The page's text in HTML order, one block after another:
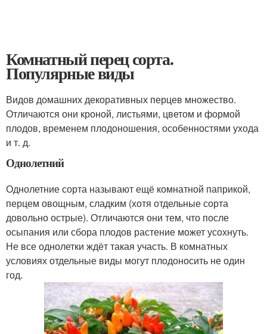
Комнатный перец сорта.
Популярные виды
Видов домашних декоративных перцев множество.
Отличаются они кроной, листьями, цветом и формой
плодов, временем плодоношения, особенностями ухода
и т. д.
Однолетний
Однолетние сорта называют ещё комнатной паприкой,
перцем овощным, сладким (хотя отдельные сорта
довольно острые). Отличаются они тем, что после
осыпания или сбора плодов растение может усохнуть.
Не все однолетки ждёт такая участь. В комнатных
условиях отдельные виды могут плодоносить не один
год.